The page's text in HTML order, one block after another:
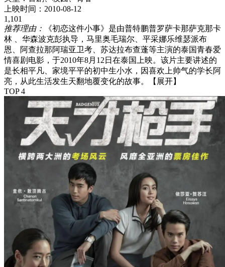
上映时间： 2010-08-12
1,101
推荐理由：
《初恋这件小事》是由普特鹏普罗萨卡那萨克那卡
林 、华森波克彭执导，马里奥毛瑞尔、平采娜乐维瑟派布
恩、阿查拉那阿瑞亚卫考、苏达拉布查蓬等主演的泰国青春爱
情喜剧电影，于2010年8月12日在泰国上映。该片主要讲述的
是长相平凡、家境平平的初中生小水，因喜欢上帅气的学长阿
亮，从此生活发生天翻地覆变化的故事。
【展开】
TOP 4